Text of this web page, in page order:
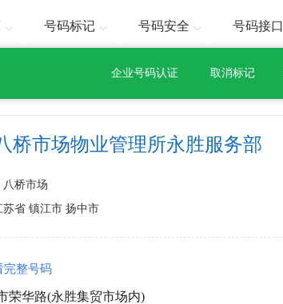
号码标记 号码安全 号码接口
企业号码认证 取消标记
桥市场物业管理所永胜服务部
八桥市场
苏省 镇江市 扬中市
完整号码
荣华路(永胜集贸市场内)